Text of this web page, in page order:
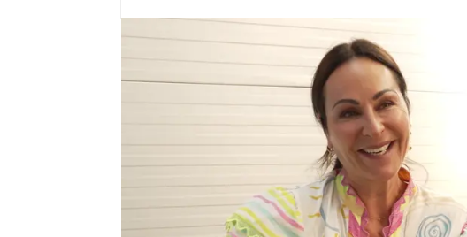
series atresplayer